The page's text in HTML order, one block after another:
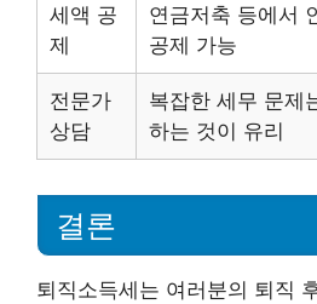
세액 공
제
연금저축 등에서
공제 가능
전문가
상담
복잡한 세무 문제
하는 것이 유리
결론
퇴직소득세는 여러분의 퇴직